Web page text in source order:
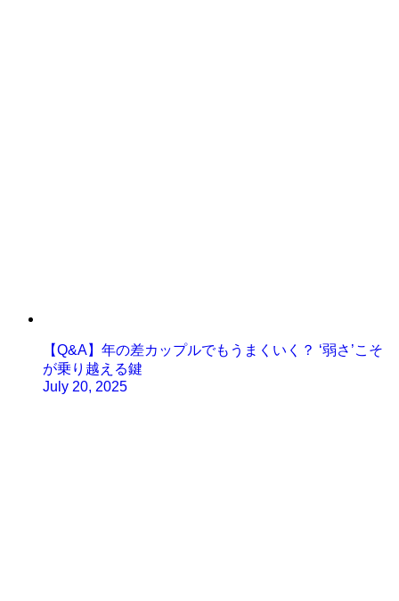
【Q&A】年の差カップルでもうまくいく？ ‘弱さ’こそ
が乗り越える鍵
July 20, 2025